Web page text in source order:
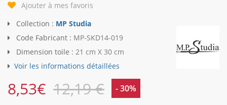
Ajouter à mes favoris
Collection : MP Studia
Code Fabricant : MP-SKD14-019
Dimension toile : 21 cm X 30 cm
Voir les informations détaillées
8,53€ 12,19 € - 30%